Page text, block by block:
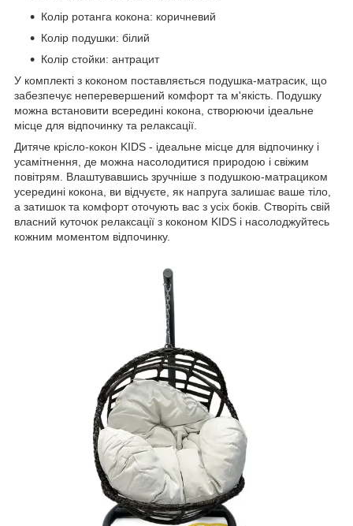
Колір ротанга кокона: коричневий
Колір подушки: білий
Колір стойки: антрацит
У комплекті з коконом поставляється подушка-матрасик, що
забезпечує неперевершений комфорт та м'якість. Подушку
можна встановити всередині кокона, створюючи ідеальне
місце для відпочинку та релаксації.
Дитяче крісло-кокон KIDS - ідеальне місце для відпочинку і
усамітнення, де можна насолодитися природою і свіжим
повітрям. Влаштувавшись зручніше з подушкою-матрациком
усередині кокона, ви відчуєте, як напруга залишає ваше тіло,
а затишок та комфорт оточують вас з усіх боків. Створіть свій
власний куточок релаксації з коконом KIDS і насолоджуйтесь
кожним моментом відпочинку.